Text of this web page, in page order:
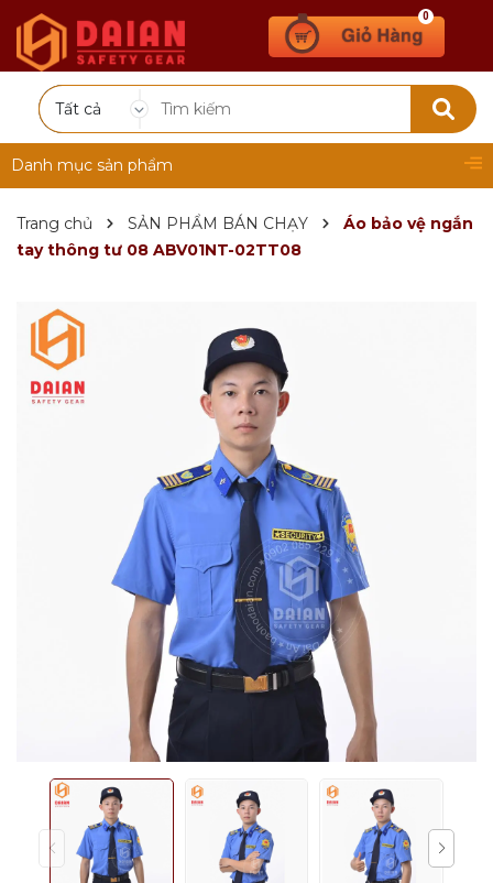
Tất cả
0
Danh mục sản phẩm
Trang chủ SẢN PHẨM BÁN CHẠY
Áo bảo vệ ngắn
tay thông tư 08 ABV01NT-02TT08